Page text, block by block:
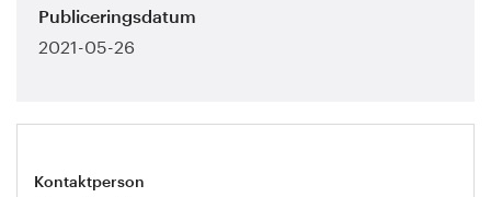
Publiceringsdatum
2021-05-26
Kontaktperson